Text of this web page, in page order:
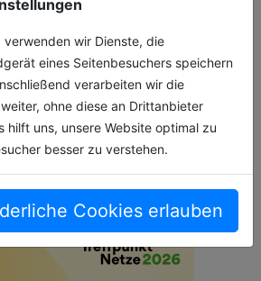
verwenden wir Dienste, die
eines Seitenbesuchers speichern
verarbeiten wir die
ohne diese an Drittanbieter
hilft uns, unsere Website optimal zu
besser zu verstehen.
Cookies erlauben
und Energieagentur Baden-
(KEA-BW) bringt neues
welches Erneuerbare
Handeln leicht
ca. 2 Minuten